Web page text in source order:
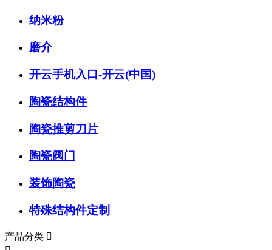
纳米粉
磨介
开云手机入口-开云(中国)
陶瓷结构件
陶瓷推剪刀片
陶瓷阀门
装饰陶瓷
特殊结构件定制
产品分类 